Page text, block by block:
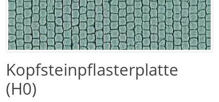
Kopfsteinpflasterplatte
(H0)